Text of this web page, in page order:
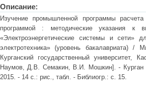
Описание:
Изучение промышленной программы
программой : методические указания
«Электроэнергетические системы и сети»
электротехника» (уровень бакалавриата) /
Курганский государственный
Наумов, Д.В. Семакин, В.И. Мошкин]. - Курган :
2015. - 14 с.: рис., табл. - Библиогр.: с. 15.